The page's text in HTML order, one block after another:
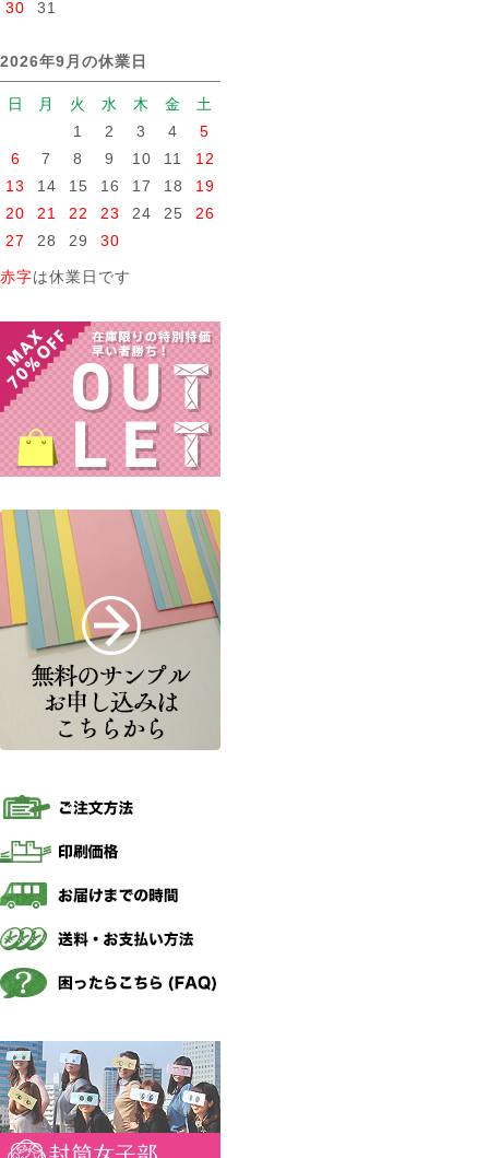
30 31
2026年9月の休業日
日 月 火 水 木 金
土
1
2 3 4
5
6
7 8 9 10 11
12
13
14 15 16 17 18
19
20
21 22 23 24 25
26
27
28 29 30
赤字は休業日です